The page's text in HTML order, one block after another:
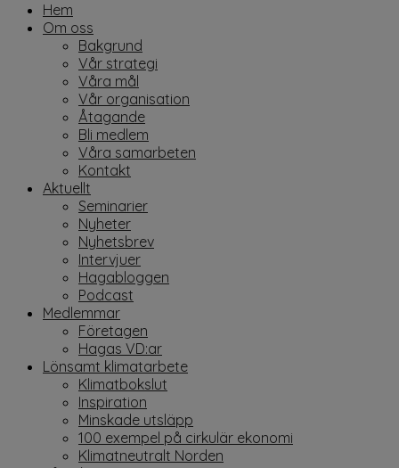
Hem
Om oss
Bakgrund
Vår strategi
Våra mål
Vår organisation
Åtagande
Bli medlem
Våra samarbeten
Kontakt
Aktuellt
Seminarier
Nyheter
Nyhetsbrev
Intervjuer
Hagabloggen
Podcast
Medlemmar
Företagen
Hagas VD:ar
Lönsamt klimatarbete
Klimatbokslut
Inspiration
Minskade utsläpp
100 exempel på cirkulär ekonomi
Klimatneutralt Norden